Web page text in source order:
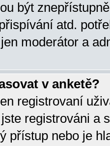
být
atd.
moderátor a
v anketě?
registrovaní
registrováni a
přístup nebo je